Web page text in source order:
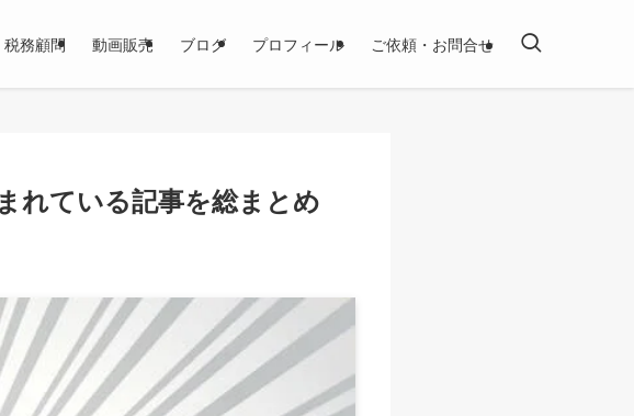
税務顧問 動画販売 ブログ プロフィール ご依頼・お問合せ
れている記事を総まとめ